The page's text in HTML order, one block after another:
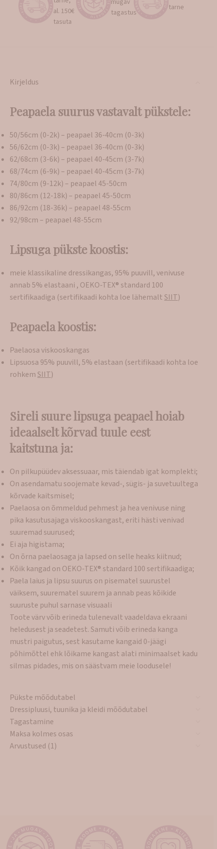
al. 150€
tasuta
mugav
tagastus
tarne
Kirjeldus
Peapaela suurus vastavalt pükstele:
50/56cm (0-2k) – peapael 36-40cm (0-3k)
56/62cm (0-3k) – peapael 36-40cm (0-3k)
62/68cm (3-6k) – peapael 40-45cm (3-7k)
68/74cm (6-9k) – peapael 40-45cm (3-7k)
74/80cm (9-12k) – peapael 45-50cm
80/86cm (12-18k) – peapael 45-50cm
86/92cm (18-36k) – peapael 48-55cm
92/98cm – peapael 48-55cm
Lipsuga pükste koostis:
meie klassikaline dressikangas, 95% puuvill, venivuse
annab 5% elastaani , OEKO-TEX® standard 100
sertifikaadiga (sertifikaadi kohta loe lähemaltSIIT)
Peapaela koostis:
Paelaosa viskooskangas
Lipsuosa 95% puuvill, 5% elastaan (sertifikaadi kohta loe
rohkemSIIT)
Sireli suure lipsuga peapael hoiab
ideaalselt kõrvad tuule eest
kaitstuna ja:
On pilkupüüdev aksessuaar, mis täiendab igat komplekti;
On asendamatu soojemate kevad-, sügis- ja suvetuultega
kõrvade kaitsmisel;
Paelaosa on õmmeldud pehmest ja hea venivuse ning
pika kasutusajaga viskooskangast, eriti hästi venivad
suuremad suurused;
Ei aja higistama;
On õrna paelaosaga ja lapsed on selle heaks kiitnud;
Kõik kangad on OEKO-TEX® standard 100 sertifikaadiga;
Paela laius ja lipsu suurus on pisematel suurustel
väiksem, suurematel suurem ja annab peas kõikide
suuruste puhul sarnase visuaali
Toote värv võib erineda tulenevalt vaadeldava ekraani
heledusest ja seadetest. Samuti võib erineda kanga
mustri paigutus, sest kasutame kangaid 0-jäägi
põhimõttel ehk lõikame kangast alati minimaalset kadu
silmas pidades, mis on säästvam meie loodusele!
Pükste mõõdutabel
Dressipluusi, tuunika ja kleidi mõõdutabel
Tagastamine
Maksa kolmes osas
Arvustused (1)